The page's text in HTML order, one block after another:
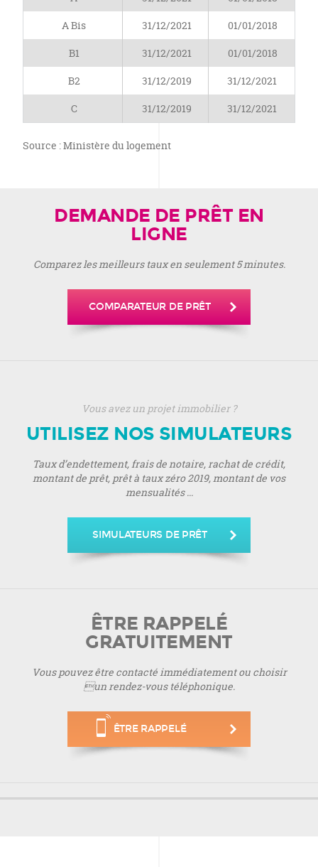
A Bis 31/12/2021 01/01/2018
B1 31/12/2021 01/01/2018
B2 31/12/2019 31/12/2021
C 31/12/2019 31/12/2021
Source : Ministère du logement
DEMANDE DE PRÊT EN
LIGNE
Comparez les meilleurs taux en seulement 5 minutes.
COMPARATEUR DE PRÊT
Vous avez un projet immobilier ?
UTILISEZ NOS SIMULATEURS
Taux d’endettement, frais de notaire, rachat de crédit,
montant de prêt, prêt à taux zéro 2019, montant de vos
mensualités ...
SIMULATEURS DE PRÊT
ÊTRE RAPPELÉ
GRATUITEMENT
Vous pouvez être contacté immédiatement ou choisir
un rendez-vous téléphonique.
ÊTRE RAPPELÉ